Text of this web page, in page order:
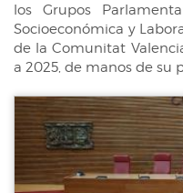
los Grupos
Socioeconómica y
de la Comunitat
a 2025, de manos de su